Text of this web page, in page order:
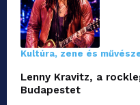
Kultúra, zene és
Lenny Kravitz, a
Budapestet